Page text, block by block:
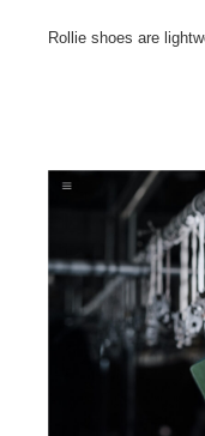
Rollie shoes are